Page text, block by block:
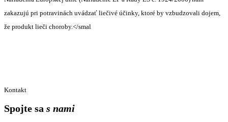
zakazujú pri potravinách uvádzať liečivé účinky, ktoré by vzbudzovali dojem,
že produkt lieči choroby.</smal
Kontakt
Spojte sa s nami